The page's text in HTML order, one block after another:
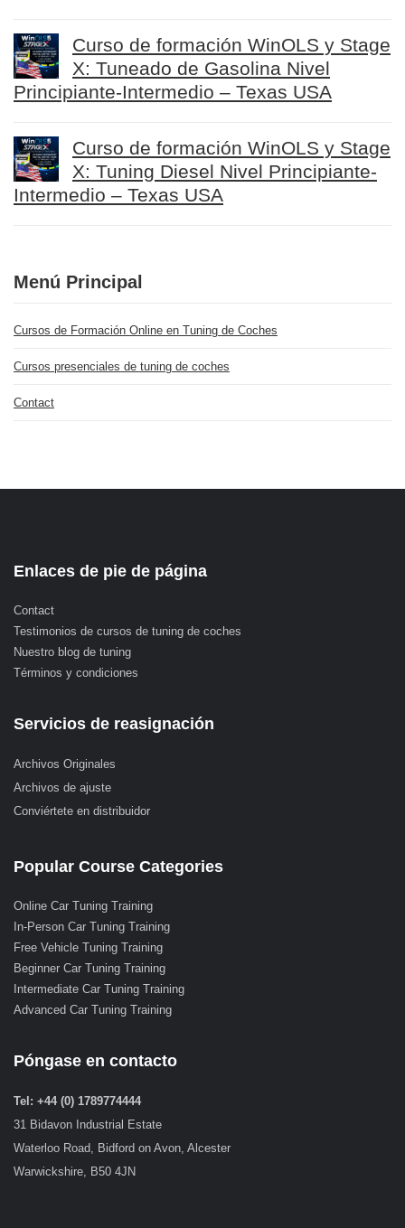
Curso de formación WinOLS y Stage
X: Tuneado de Gasolina Nivel
Principiante-Intermedio – Texas USA
Curso de formación WinOLS y Stage
X: Tuning Diesel Nivel Principiante-
Intermedio – Texas USA
Menú Principal
Cursos de Formación Online en Tuning de Coches
Cursos presenciales de tuning de coches
Contact
Enlaces de pie de página
Contact
Testimonios de cursos de tuning de coches
Nuestro blog de tuning
Términos y condiciones
Servicios de reasignación
Archivos Originales
Archivos de ajuste
Conviértete en distribuidor
Popular Course Categories
Online Car Tuning Training
In-Person Car Tuning Training
Free Vehicle Tuning Training
Beginner Car Tuning Training
Intermediate Car Tuning Training
Advanced Car Tuning Training
Póngase en contacto
Tel: +44 (0) 1789774444
31 Bidavon Industrial Estate
Waterloo Road, Bidford on Avon, Alcester
Warwickshire, B50 4JN